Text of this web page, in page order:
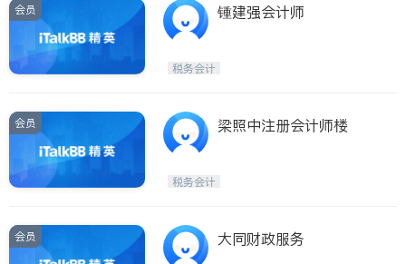
会员 锺建强会计师
税务会计
会员 梁照中注册会计师楼
税务会计
会员 大同财政服务